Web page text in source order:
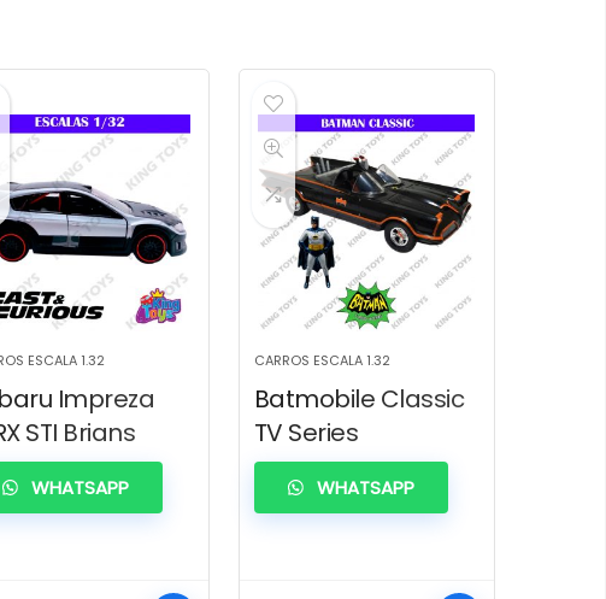
ESCALA 1.32
Impreza
STI Brians
WHATSAPP
CARROS ESCALA 1.32
Batmobile Classic
TV Series
WHATSAPP